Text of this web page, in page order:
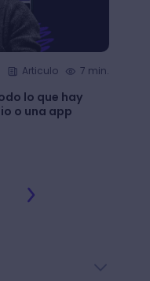
Articulo 7 min.
lo que hay
o una app